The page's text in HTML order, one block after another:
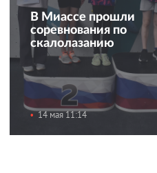
В Миассе прошли
соревнования по
скалолазанию
14 мая 11:14